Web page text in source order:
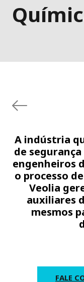
A indústria
de
engenheiros
o processo
Veolia
auxiliares
mesmos
FALE